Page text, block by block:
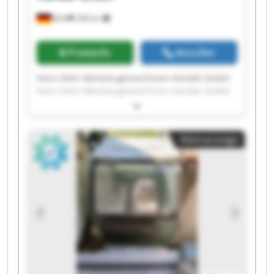
Bühl 208 km
Preisinfo Anrufen
Hans Klein Werkzeugmaschinen-Handel GmbH
Hans Klein Werkzeugmaschinen-Handel GmbH
Hans Klein Werkzeugmaschinen-Handel GmbH
Hans Klein Werkzeugmaschinen-Handel GmbH
Hans Klein Werkzeugmaschinen-Handel GmbH
Hans Klein Werkzeugmaschinen-Handel GmbH
Hans Klein Werkzeugmaschinen-Handel GmbH
Hans Klein Werkzeugmaschinen-Handel GmbH
Hans Klein Werkzeugmaschinen-Handel GmbH
Hans Klein Werkzeugmaschinen-Handel GmbH
Hans Klein Werkzeugmaschinen-Handel GmbH
Hans Klein Werkzeugmaschinen-Handel GmbH
Hans Klein Werkzeugmaschinen-Handel GmbH
Hans Klein Werkzeugmaschinen-Handel GmbH
Kleinanzeige